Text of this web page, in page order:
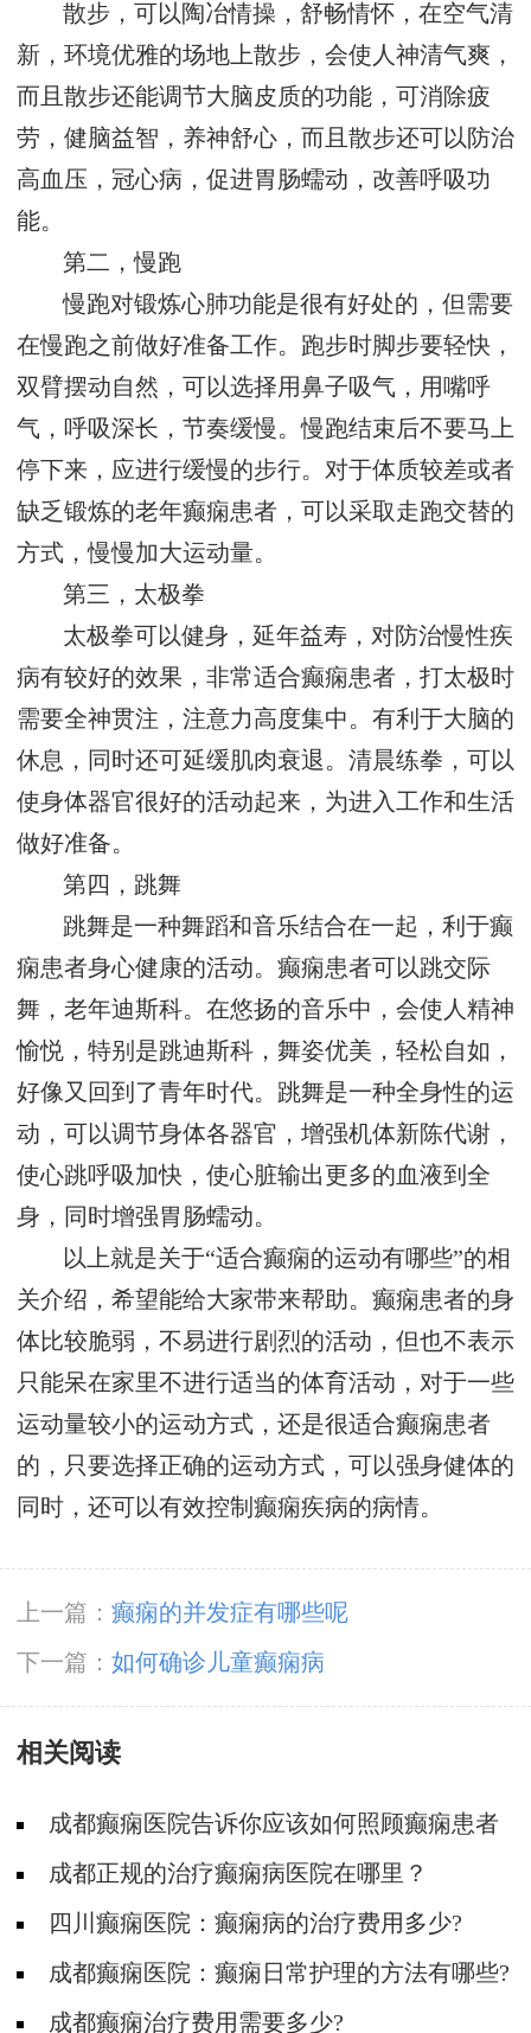
散步，可以陶冶情操，舒畅情怀，在空气清
新，环境优雅的场地上散步，会使人神清气爽，
而且散步还能调节大脑皮质的功能，可消除疲
劳，健脑益智，养神舒心，而且散步还可以防治
高血压，冠心病，促进胃肠蠕动，改善呼吸功
能。
第二，慢跑
慢跑对锻炼心肺功能是很有好处的，但需要
在慢跑之前做好准备工作。跑步时脚步要轻快，
双臂摆动自然，可以选择用鼻子吸气，用嘴呼
气，呼吸深长，节奏缓慢。慢跑结束后不要马上
停下来，应进行缓慢的步行。对于体质较差或者
缺乏锻炼的老年癫痫患者，可以采取走跑交替的
方式，慢慢加大运动量。
第三，太极拳
太极拳可以健身，延年益寿，对防治慢性疾
病有较好的效果，非常适合癫痫患者，打太极时
需要全神贯注，注意力高度集中。有利于大脑的
休息，同时还可延缓肌肉衰退。清晨练拳，可以
使身体器官很好的活动起来，为进入工作和生活
做好准备。
第四，跳舞
跳舞是一种舞蹈和音乐结合在一起，利于癫
痫患者身心健康的活动。癫痫患者可以跳交际
舞，老年迪斯科。在悠扬的音乐中，会使人精神
愉悦，特别是跳迪斯科，舞姿优美，轻松自如，
好像又回到了青年时代。跳舞是一种全身性的运
动，可以调节身体各器官，增强机体新陈代谢，
使心跳呼吸加快，使心脏输出更多的血液到全
身，同时增强胃肠蠕动。
以上就是关于“适合癫痫的运动有哪些”的相
关介绍，希望能给大家带来帮助。癫痫患者的身
体比较脆弱，不易进行剧烈的活动，但也不表示
只能呆在家里不进行适当的体育活动，对于一些
运动量较小的运动方式，还是很适合癫痫患者
的，只要选择正确的运动方式，可以强身健体的
同时，还可以有效控制癫痫疾病的病情。
上一篇： 癫痫的并发症有哪些呢
下一篇： 如何确诊儿童癫痫病
相关阅读
成都癫痫医院告诉你应该如何照顾癫痫患者
成都正规的治疗癫痫病医院在哪里？
四川癫痫医院：癫痫病的治疗费用多少?
成都癫痫医院：癫痫日常护理的方法有哪些?
成都癫痫治疗费用需要多少?